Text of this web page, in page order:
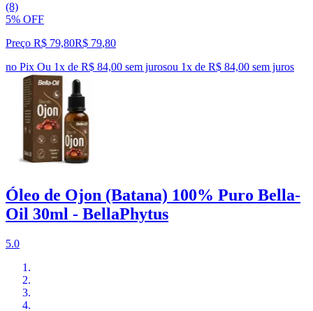
(8)
5% OFF
Preço R$ 79,80R$ 79,80
no Pix Ou 1x de R$ 84,00 sem jurosou 1x de R$ 84,00 sem juros
Óleo de Ojon (Batana) 100% Puro Bella-
Oil 30ml - BellaPhytus
5.0